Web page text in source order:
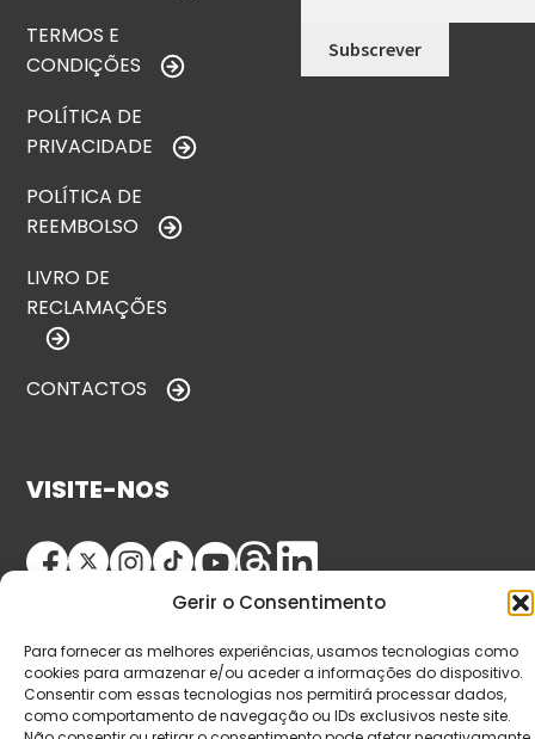
Gerir o Consentimento
Para fornecer as melhores experiências, usamos tecnologias como
cookies para armazenar e/ou aceder a informações do dispositivo.
Consentir com essas tecnologias nos permitirá processar dados,
como comportamento de navegação ou IDs exclusivos neste site.
TERMOS E
CONDIÇÕES
POLÍTICA DE
PRIVACIDADE
POLÍTICA DE
REEMBOLSO
LIVRO DE
RECLAMAÇÕES
CONTACTOS
VISITE-NOS
© Copyright 2026 Saída de Emergência. Todos os